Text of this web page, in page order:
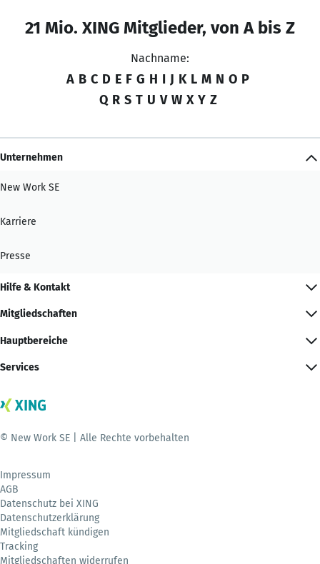
21 Mio. XING Mitglieder, von A bis Z
Nachname:
A B C D E F G H I J K L M N O P
Q R S T U V W X Y Z
Unternehmen
New Work SE
Karriere
Presse
Hilfe & Kontakt
Mitgliedschaften
Hauptbereiche
Services
© New Work SE | Alle Rechte vorbehalten
Impressum
AGB
Datenschutz bei XING
Datenschutzerklärung
Mitgliedschaft kündigen
Tracking
Mitgliedschaften widerrufen